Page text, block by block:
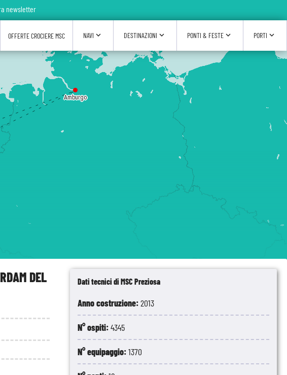
DEL
Dati tecnici di MSC Preziosa
Anno costruzione:2013
N° ospiti:4345
N° equipaggio:1370
Amburgo
newsletter
OFFERTE CROCIERE MSC NAVI expand_more DESTINAZIONI expand_more PONTI & FESTE expand_more PORTI expand_more